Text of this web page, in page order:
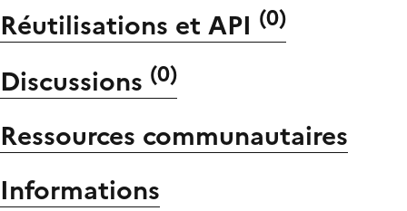
Réutilisations et API (0)
Discussions (0)
Ressources communautaires
Informations